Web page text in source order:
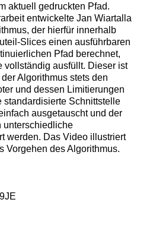
aktuell gedruckten Pfad.
entwickelte Jan Wiartalla
der hierfür innerhalb
Slices einen ausführbaren
Pfad berechnet,
vollständig ausfüllt. Dieser ist
Algorithmus stets den
und dessen Limitierungen
standardisierte Schnittstelle
ausgetauscht und der
unterschiedliche
werden. Das Video illustriert
Vorgehen des Algorithmus.